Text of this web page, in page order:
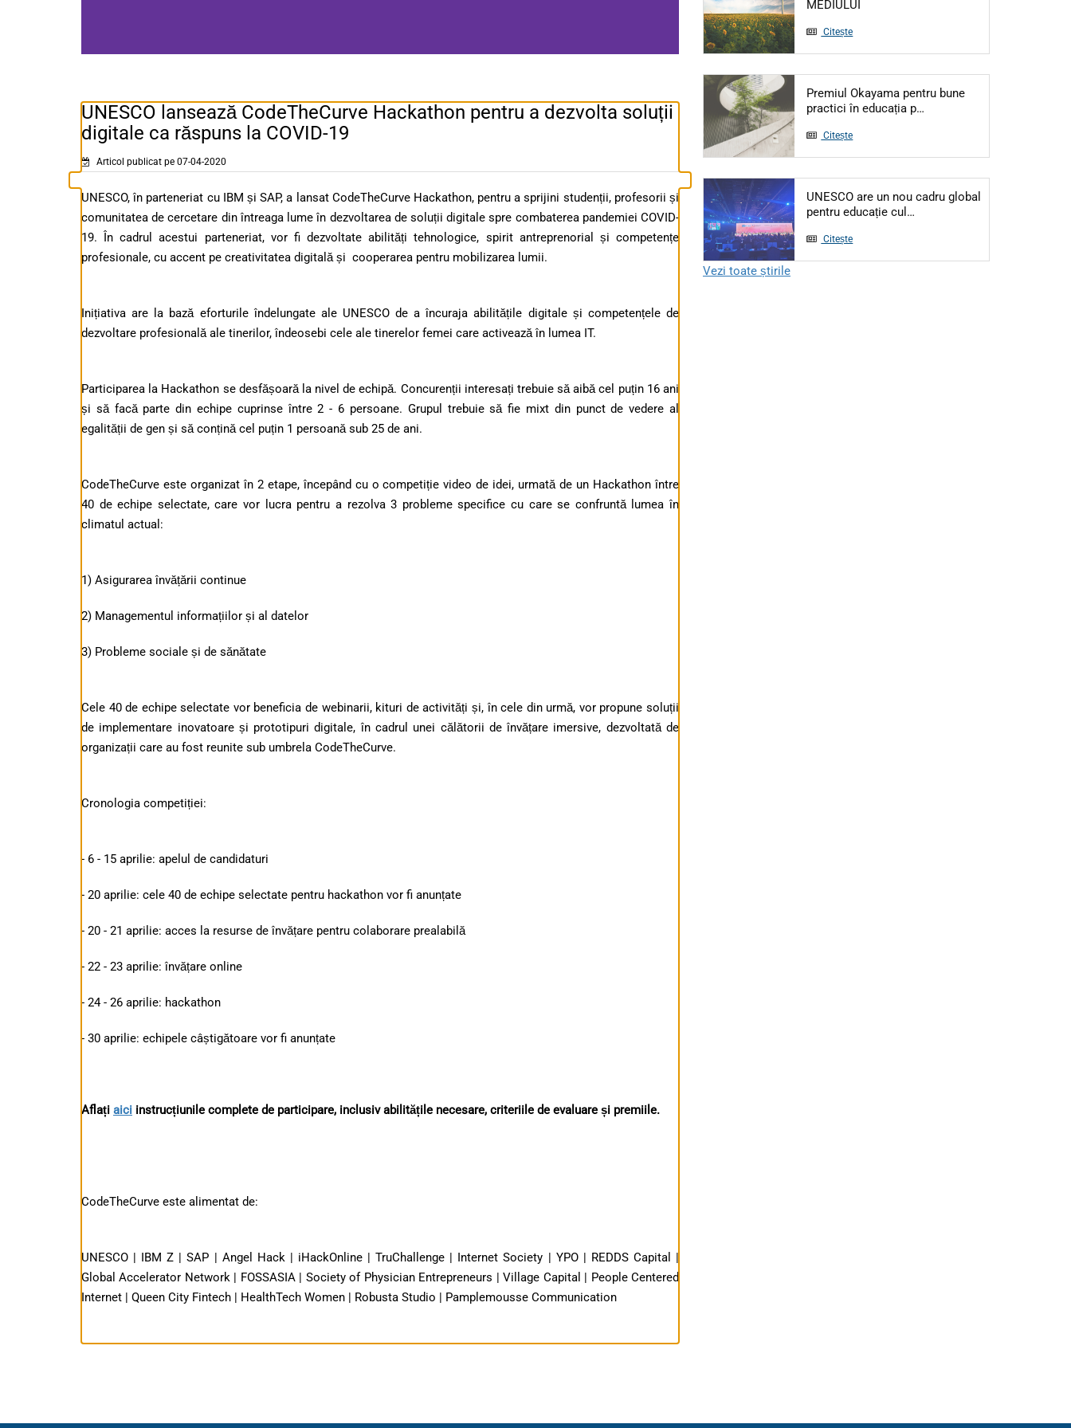
UNESCO lansează CodeTheCurve Hackathon pentru a dezvolta soluții
digitale ca răspuns la COVID-19
Articol publicat pe 07-04-2020
UNESCO, în parteneriat cu IBM și SAP, a lansat CodeTheCurve Hackathon, pentru a sprijini studenții, profesorii și
comunitatea de cercetare din întreaga lume în dezvoltarea de soluții digitale spre combaterea pandemiei COVID-
19. În cadrul acestui parteneriat, vor fi dezvoltate abilități tehnologice, spirit antreprenorial și competențe
profesionale, cu accent pe creativitatea digitală și cooperarea pentru mobilizarea lumii.
Inițiativa are la bază eforturile îndelungate ale UNESCO de a încuraja abilitățile digitale și competențele de
dezvoltare profesională ale tinerilor, îndeosebi cele ale tinerelor femei care activează în lumea IT.
Participarea la Hackathon se desfășoară la nivel de echipă. Concurenții interesați trebuie să aibă cel puțin 16 ani
și să facă parte din echipe cuprinse între 2 - 6 persoane. Grupul trebuie să fie mixt din punct de vedere al
egalității de gen și să conțină cel puțin 1 persoană sub 25 de ani.
CodeTheCurve este organizat în 2 etape, începând cu o competiție video de idei, urmată de un Hackathon între
40 de echipe selectate, care vor lucra pentru a rezolva 3 probleme specifice cu care se confruntă lumea în
climatul actual:
1) Asigurarea învățării continue
2) Managementul informațiilor și al datelor
3) Probleme sociale și de sănătate
Cele 40 de echipe selectate vor beneficia de webinarii, kituri de activități și, în cele din urmă, vor propune soluții
de implementare inovatoare și prototipuri digitale, în cadrul unei călătorii de învățare imersive, dezvoltată de
organizații care au fost reunite sub umbrela CodeTheCurve.
Cronologia competiției:
- 6 - 15 aprilie: apelul de candidaturi
- 20 aprilie: cele 40 de echipe selectate pentru hackathon vor fi anunțate
- 20 - 21 aprilie: acces la resurse de învățare pentru colaborare prealabilă
- 22 - 23 aprilie: învățare online
- 24 - 26 aprilie: hackathon
- 30 aprilie: echipele câștigătoare vor fi anunțate
Aflați aici instrucțiunile complete de participare, inclusiv abilitățile necesare, criteriile de evaluare și premiile.
CodeTheCurve este alimentat de:
UNESCO | IBM Z | SAP | Angel Hack | iHackOnline | TruChallenge | Internet Society | YPO | REDDS Capital |
Global Accelerator Network | FOSSASIA | Society of Physician Entrepreneurs | Village Capital | People Centered
Internet | Queen City Fintech | HealthTech Women | Robusta Studio | Pamplemousse Communication
MEDIULUI
Citește
Premiul Okayama pentru bune
practici în educația p…
Citește
UNESCO are un nou cadru global
pentru educație cul…
Citește
Vezi toate știrile